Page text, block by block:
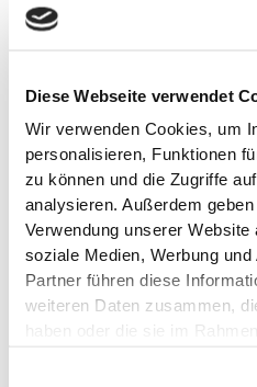
Diese Webseite verwendet
Wir verwenden Cookies, um
personalisieren, Funktionen
zu können und die Zugriffe
analysieren. Außerdem
Verwendung unserer
soziale Medien, Werbung
Partner führen diese
weiteren Daten zusammen,
haben oder die sie im